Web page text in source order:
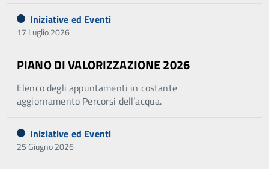
Iniziative ed Eventi
17 Luglio 2026
PIANO DI VALORIZZAZIONE 2026
Elenco degli appuntamenti in costante
aggiornamento Percorsi dell’acqua.
Iniziative ed Eventi
25 Giugno 2026